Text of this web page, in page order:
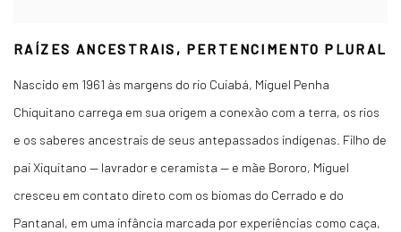
RAÍZES ANCESTRAIS, PERTENCIMENTO PLURAL
Nascido em 1961 às margens do rio Cuiabá, Miguel Penha
Chiquitano carrega em sua origem a conexão com a terra, os rios
e os saberes ancestrais de seus antepassados indígenas. Filho de
pai Xiquitano — lavrador e ceramista — e mãe Bororo, Miguel
cresceu em contato direto com os biomas do Cerrado e do
Pantanal, em uma infância marcada por experiências como caça,